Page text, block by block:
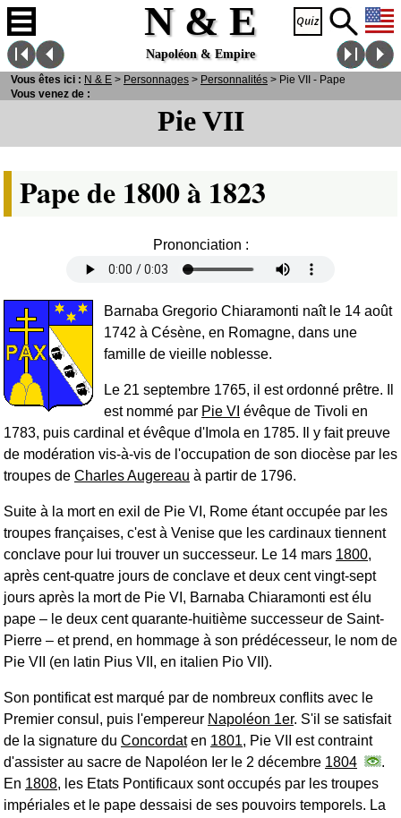
N & E
Napoléon & Empire
Pie VII
Pape de 1800 à 1823
Prononciation :
Barnaba Gregorio Chiaramonti naît le 14 août
1742 à Césène, en Romagne, dans une
famille de vieille noblesse.
Le 21 septembre 1765, il est ordonné prêtre. Il
est nommé par Pie VI évêque de Tivoli en
1783, puis cardinal et évêque d'Imola en 1785. Il y fait preuve
de modération vis-à-vis de l'occupation de son diocèse par les
troupes de Charles Augereau à partir de 1796.
Suite à la mort en exil de Pie VI, Rome étant occupée par les
troupes françaises, c'est à Venise que les cardinaux tiennent
conclave pour lui trouver un successeur. Le 14 mars 1800,
après cent-quatre jours de conclave et deux cent vingt-sept
jours après la mort de Pie VI, Barnaba Chiaramonti est élu
pape ‒ le deux cent quarante-huitième successeur de Saint-
Pierre ‒ et prend, en hommage à son prédécesseur, le nom de
Pie VII (en latin Pius VII, en italien Pio VII).
Son pontificat est marqué par de nombreux conflits avec le
Premier consul, puis l'empereur Napoléon 1er. S'il se satisfait
de la signature du Concordaten 1801, Pie VII est contraint
d'assister au sacre de Napoléon Ier le 2 décembre 1804
.
En 1808, les Etats Pontificaux sont occupés par les troupes
impériales et le pape dessaisi de ses pouvoirs temporels. La
Vous êtes ici : N & E > Personnages > Personnalités > Pie VII - Pape
Vous venez de :